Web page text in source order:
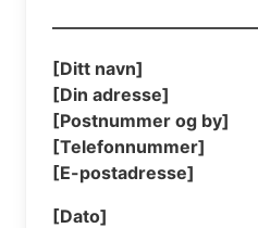
[Ditt navn]
[Din adresse]
[Postnummer og by]
[Telefonnummer]
[E-postadresse]
[Dato]